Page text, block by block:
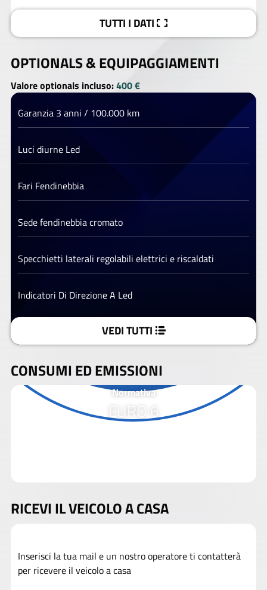
TUTTI I DATI
OPTIONALS &EQUIPAGGIAMENTI
Valore optionals incluso:400 €
Garanzia 3 anni / 100.000 km
Luci diurne Led
Fari Fendinebbia
Sede fendinebbia cromato
Specchietti laterali regolabili elettrici e riscaldati
Indicatori Di Direzione A Led
VEDI TUTTI
CONSUMI ED EMISSIONI
Normativa
EURO 6
RICEVI IL VEICOLO A CASA
Inserisci la tua mail e un nostro operatore ti contatterà
per ricevere il veicolo a casa